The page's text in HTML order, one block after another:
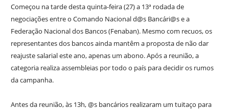
Começou na tarde desta quinta-feira (27) a 13ª rodada de
negociações entre o Comando Nacional d@s Bancári@s e a
Federação Nacional dos Bancos (Fenaban). Mesmo com recuos, os
representantes dos bancos ainda mantêm a proposta de não dar
reajuste salarial este ano, apenas um abono. Após a reunião, a
categoria realiza assembleias por todo o país para decidir os rumos
da campanha.
Antes da reunião, às 13h, @s bancários realizaram um tuitaço para